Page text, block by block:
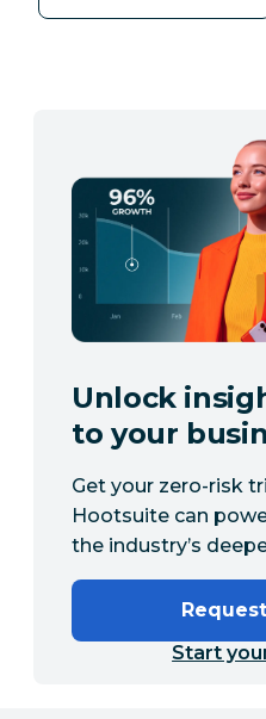
Unlock
to your
Get your zero-risk
Hootsuite can
the industry’s
Start